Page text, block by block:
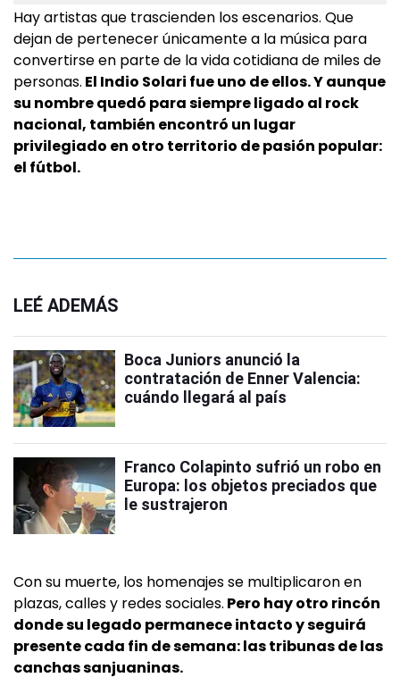
Hay artistas que trascienden los escenarios. Que
dejan de pertenecer únicamente a la música para
convertirse en parte de la vida cotidiana de miles de
personas. El Indio Solari fue uno de ellos. Y aunque
su nombre quedó para siempre ligado al rock
nacional, también encontró un lugar
privilegiado en otro territorio de pasión popular:
el fútbol.
LEÉ ADEMÁS
Boca Juniors anunció la
contratación de Enner Valencia:
cuándo llegará al país
Franco Colapinto sufrió un robo en
Europa: los objetos preciados que
le sustrajeron
Con su muerte, los homenajes se multiplicaron en
plazas, calles y redes sociales. Pero hay otro rincón
donde su legado permanece intacto y seguirá
presente cada fin de semana: las tribunas de las
canchas sanjuaninas.